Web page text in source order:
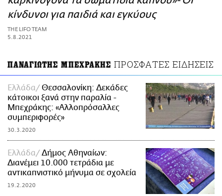
ΑΜΠΑ
PRINT
κίνδυνοι για παιδιά και εγκύους
THE LIFO TEAM
5.8.2021
ΠΑΝΑΓΙΩΤΗΣ ΜΠΕΧΡΑΚΗΣ ΠΡΟΣΦΑΤΕΣ ΕΙΔΗΣΕΙΣ
Ελλάδα
Θεσσαλονίκη: Δεκάδες
κάτοικοι ξανά στην παραλία -
Μπεχράκης: «Αλλοπρόσαλλες
συμπεριφορές»
30.3.2020
Ελλάδα
Δήμος Αθηναίων:
Διανέμει 10.000 τετράδια με
αντικαπνιστικό μήνυμα σε σχολεία
19.2.2020